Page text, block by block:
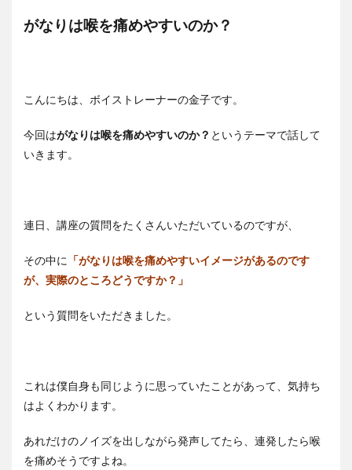
がなりは喉を痛めやすいのか？
こんにちは、ボイストレーナーの金子です。
今回はがなりは喉を痛めやすいのか？ というテーマで話して
いきます。
連日、講座の質問をたくさんいただいているのですが、
その中に 「がなりは喉を痛めやすいイメージがあるのです
が、実際のところどうですか？」
という質問をいただきました。
これは僕自身も同じように思っていたことがあって、気持ち
はよくわかります。
あれだけのノイズを出しながら発声してたら、連発したら喉
を痛めそうですよね。